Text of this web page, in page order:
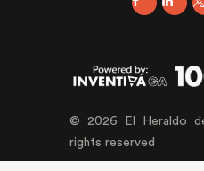
© 2026 El Heraldo
rights reserved